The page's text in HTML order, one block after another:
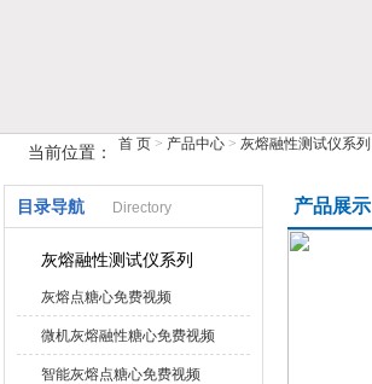
鹤壁市糖心VIOG破解版仪器仪表有限公司
当前位置： 首 页 > 产品中心 > 灰熔融性测试仪系列
目录导航 Directory
灰熔融性测试仪系列
灰熔点糖心免费视频
微机灰熔融性糖心免费视频
智能灰熔点糖心免费视频
产品展示